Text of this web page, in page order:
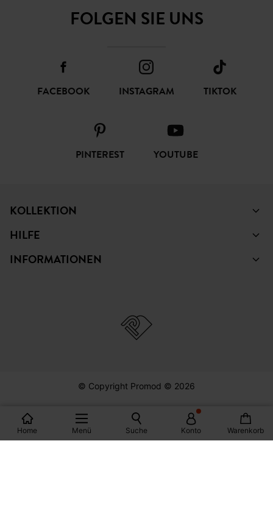
Home Menü Suche Konto Warenkorb
FOLGEN SIE UNS
INSTAGRAM
© Copyright Promod © 2026